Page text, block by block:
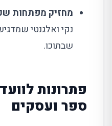
מחזיק מפתחות
נקי ואלגנטי
שבתוכו.
פתרונות
ספר ועסקים